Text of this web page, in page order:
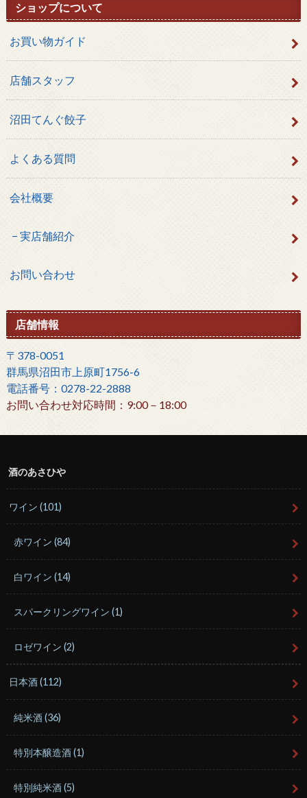
ショップについて
お買い物ガイド
店舗スタッフ
沼田てんぐ餃子
よくある質問
会社概要
実店舗紹介
お問い合わせ
店舗情報
〒378-0051
群馬県沼田市上原町1756-6
電話番号：0278-22-2888
お問い合わせ対応時間：9:00－18:00
酒のあさひや
ワイン(101)
赤ワイン(84)
白ワイン(14)
スパークリングワイン(1)
ロゼワイン(2)
日本酒(112)
純米酒(36)
特別本醸造酒(1)
特別純米酒(5)